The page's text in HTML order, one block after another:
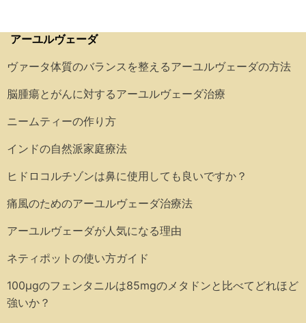
アーユルヴェーダ
ヴァータ体質のバランスを整えるアーユルヴェーダの方法
脳腫瘍とがんに対するアーユルヴェーダ治療
ニームティーの作り方
インドの自然派家庭療法
ヒドロコルチゾンは鼻に使用しても良いですか？
痛風のためのアーユルヴェーダ治療法
アーユルヴェーダが人気になる理由
ネティポットの使い方ガイド
100μgのフェンタニルは85mgのメタドンと比べてどれほど
強いか？